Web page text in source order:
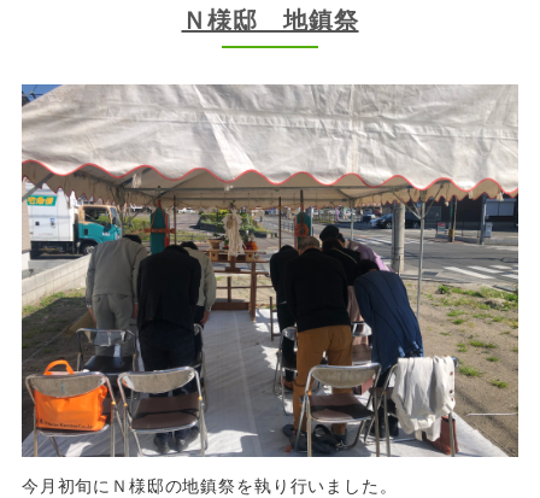
Ｎ様邸 地鎮祭
今月初旬にＮ様邸の地鎮祭を執り行いました。